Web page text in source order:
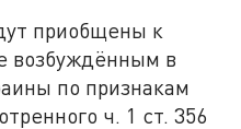
приобщены к
возбуждённым в
по признакам
ч. 1 ст. 356